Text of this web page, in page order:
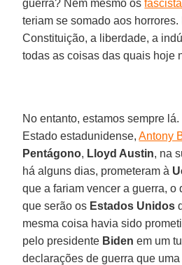
guerra? Nem mesmo os
teriam se somado aos
Constituição, a liberdade, a
todas as coisas das quais hoje
No entanto, estamos sempre
Estado estadunidense,Antony
Pentágono, Lloyd Austin, na
há alguns dias, prometeram à
que a fariam vencer a guerra, o
que serão os Estados Unidos
mesma coisa havia sido
pelo presidente Biden em um
declarações de guerra que